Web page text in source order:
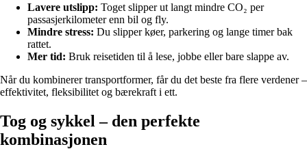
Lavere utslipp: Toget slipper ut langt mindre CO₂ per
passasjerkilometer enn bil og fly.
Mindre stress: Du slipper køer, parkering og lange timer bak
rattet.
Mer tid: Bruk reisetiden til å lese, jobbe eller bare slappe av.
Når du kombinerer transportformer, får du det beste fra flere verdener –
effektivitet, fleksibilitet og bærekraft i ett.
Tog og sykkel – den perfekte
kombinasjonen